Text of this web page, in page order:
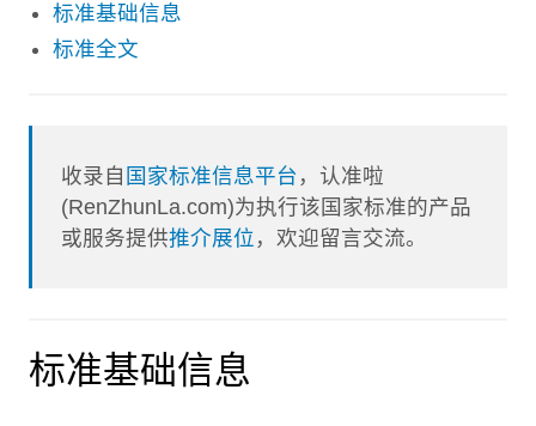
标准基础信息
标准全文
收录自 国家标准信息平台 ，认准啦
(RenZhunLa.com)为执行该国家标准的产品
或服务提供推介展位 ，欢迎留言交流。
标准基础信息